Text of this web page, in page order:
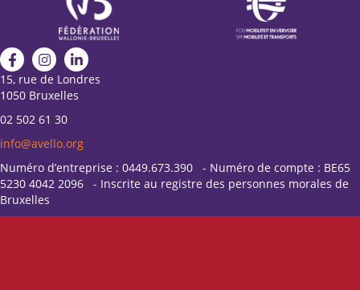
15, rue de Londres
1050 Bruxelles
02 502 61 30
info@avello.org
Numéro d’entreprise : 0449.673.390 - Numéro de compte : BE65
5230 4042 2096 - Inscrite au registre des personnes morales de
Bruxelles